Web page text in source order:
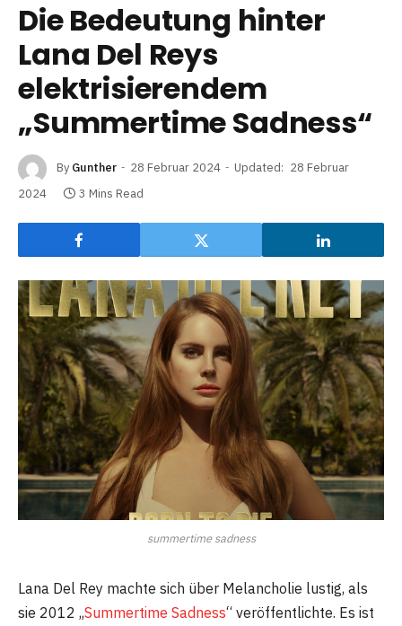
Die Bedeutung hinter
Lana Del Reys
elektrisierendem
„Summertime Sadness“
By Gunther 28 Februar 2024 Updated: 28 Februar
2024
3 Mins Read
summertime sadness
Lana Del Rey machte sich über Melancholie lustig, als
sie 2012 „Summertime Sadness“ veröffentlichte. Es ist